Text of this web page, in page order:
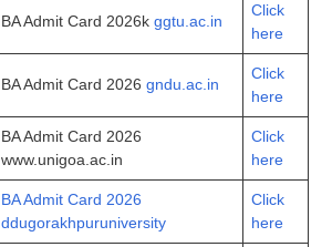
BA Admit Card 2026k ggtu.ac.in
Click
here
BA Admit Card 2026 gndu.ac.in
Click
here
BA Admit Card 2026
www.unigoa.ac.in
Click
here
BA Admit Card 2026
ddugorakhpuruniversity
Click
here